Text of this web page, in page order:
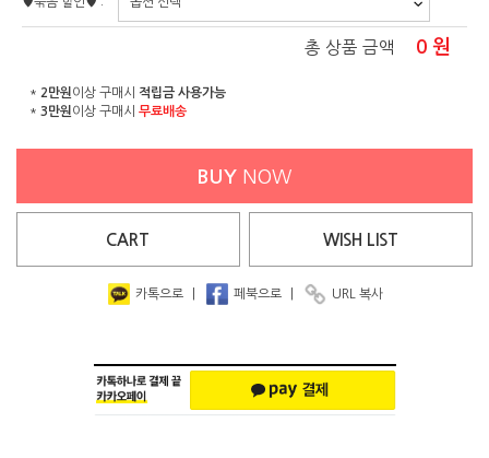
총 상품 금액 0 원
* 2만원 이상 구매시 적립금 사용가능
* 3만원 이상 구매시 무료배송
BUY NOW
CART WISH LIST
카톡으로 페북으로 URL 복사